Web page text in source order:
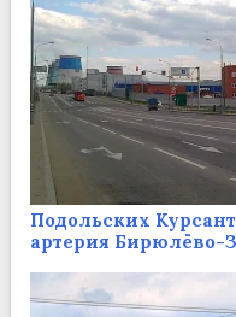
Подольских
артерия Бирюлёво-